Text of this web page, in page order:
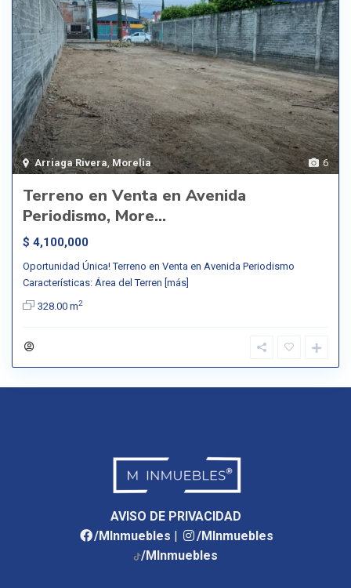
6
Arriaga Rivera,Morelia
Terreno en Venta en Avenida
Periodismo, More...
$ 4,100,000
Oportunidad Única! Terreno en Venta en Avenida Periodismo
Características: Área del Terren [más]
328.00 m2
AVISO DE PRIVACIDAD
/MInmuebles |
/MInmuebles
/MInmuebles